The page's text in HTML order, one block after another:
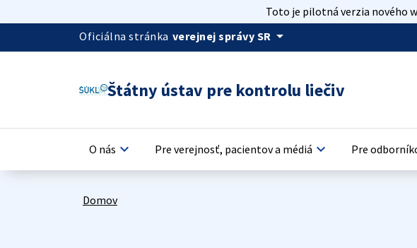
Toto je pilotná verzia nového
Oficiálna stránka verejnej správy SR arrow_drop_down
Štátny ústav pre kontrolu liečiv
O nás keyboard_arrow_down Pre verejnosť, pacientov a médiá keyboard_arrow_down Pre
Domov